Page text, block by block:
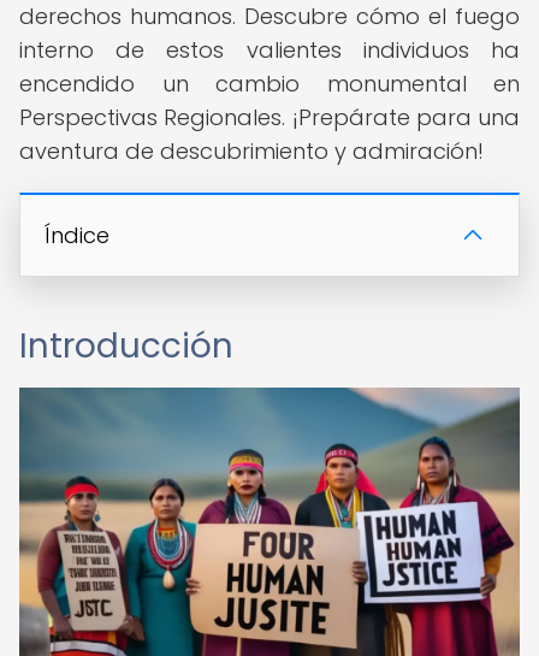
derechos humanos. Descubre cómo el fuego
interno de estos valientes individuos ha
encendido un cambio monumental en
Perspectivas Regionales. ¡Prepárate para una
aventura de descubrimiento y admiración!
Índice
Introducción